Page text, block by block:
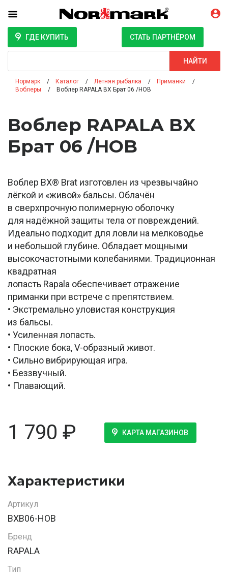
ГДЕ КУПИТЬ СТАТЬ ПАРТНЁРОМ
НАЙТИ
Нормарк Каталог Летняя рыбалка
Приманки
Воблеры
Воблер RAPALA BX Брат 06 /HOB
Воблер RAPALA BX
Брат 06 /HOB
Воблер BX® Brat изготовлен из чрезвычайно
лёгкой и «живой» бальсы. Облачён
в сверхпрочную полимерную оболочку
для надёжной защиты тела от повреждений.
Идеально подходит для ловли на мелководье
и небольшой глубине. Обладает мощными
высокочастотными колебаниями. Традиционная
квадратная
лопасть Rapala обеспечивает отражение
приманки при встрече с препятствием.
• Экстремально уловистая конструкция
из бальсы.
• Усиленная лопасть.
• Плоские бока, V-образный живот.
• Сильно вибрирующая игра.
• Беззвучный.
• Плавающий.
1 790 ₽ КАРТА МАГАЗИНОВ
Характеристики
Артикул
BXB06-HOB
Бренд
RAPALA
Тип